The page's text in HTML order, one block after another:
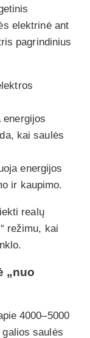
elektrinė ant
pagrindinius
energijos
kai saulės
energijos
ir kaupimo.
realų
režimu, kai
„nuo
4000–5000
saulės